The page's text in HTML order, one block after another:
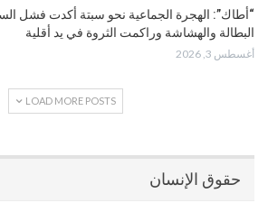
“أطاك”: الهجرة الجماعية نحو سبتة أكدت فشل
البطالة والهشاشة وراكمت الثروة في يد أقلية
أغسطس 3, 2026
LOAD MORE POSTS
حقوق الإنسان